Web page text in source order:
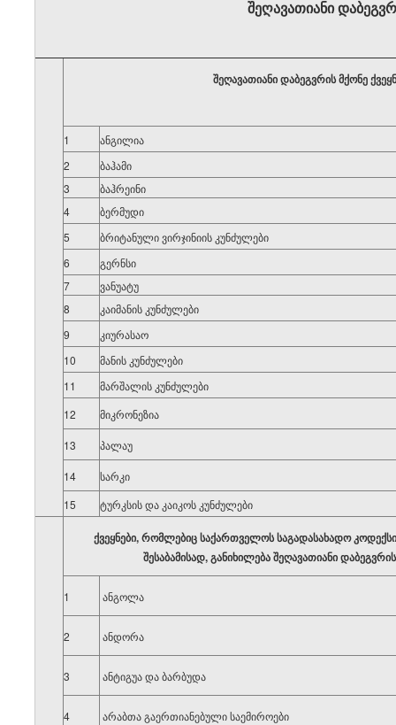
შეღავათიანი
შეღავათიანი დაბეგვრის მქონე
1
ანგილია
2
ბაჰამი
3
ბაჰრეინი
4
ბერმუდი
5
ბრიტანული ვირჯინიის კუნძულები
6
გერნსი
7
ვანუატუ
8
კაიმანის კუნძულები
9
კიურასაო
10
მანის კუნძულები
11
მარშალის კუნძულები
12
მიკრონეზია
13 პალაუ
14
სარკი
15
ტურკსის და კაიკოს კუნძულები
ქვეყნები,რომლებიც საქართველოს საგადასახადო
შესაბამისად, განიხილებაშეღავათიანი
1 ანგოლა
2 ანდორა
3 ანტიგუა და ბარბუდა
4 არაბთა გაერთიანებული საემიროები